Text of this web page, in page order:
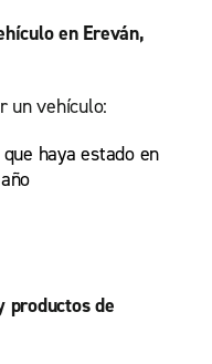
en Ereván,
un vehículo:
haya estado en
productos de